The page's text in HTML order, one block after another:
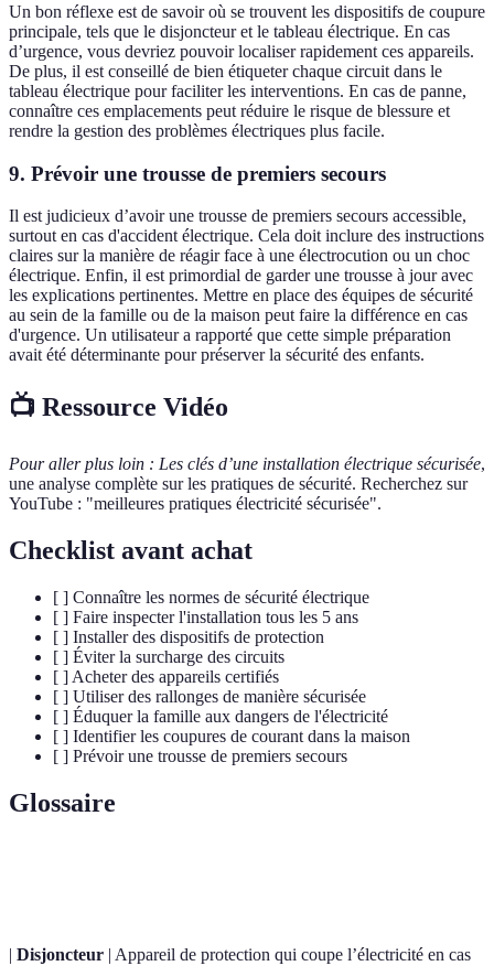
Un bon réflexe est de savoir où se trouvent les dispositifs de coupure
principale, tels que le disjoncteur et le tableau électrique. En cas
d’urgence, vous devriez pouvoir localiser rapidement ces appareils.
De plus, il est conseillé de bien étiqueter chaque circuit dans le
tableau électrique pour faciliter les interventions. En cas de panne,
connaître ces emplacements peut réduire le risque de blessure et
rendre la gestion des problèmes électriques plus facile.
9. Prévoir une trousse de premiers secours
Il est judicieux d’avoir une trousse de premiers secours accessible,
surtout en cas d'accident électrique. Cela doit inclure des instructions
claires sur la manière de réagir face à une électrocution ou un choc
électrique. Enfin, il est primordial de garder une trousse à jour avec
les explications pertinentes. Mettre en place des équipes de sécurité
au sein de la famille ou de la maison peut faire la différence en cas
d'urgence. Un utilisateur a rapporté que cette simple préparation
avait été déterminante pour préserver la sécurité des enfants.
📺 Ressource Vidéo
Pour aller plus loin : Les clés d’une installation électrique sécurisée,
une analyse complète sur les pratiques de sécurité. Recherchez sur
YouTube : "meilleures pratiques électricité sécurisée".
Checklist avant achat
[ ] Connaître les normes de sécurité électrique
[ ] Faire inspecter l'installation tous les 5 ans
[ ] Installer des dispositifs de protection
[ ] Éviter la surcharge des circuits
[ ] Acheter des appareils certifiés
[ ] Utiliser des rallonges de manière sécurisée
[ ] Éduquer la famille aux dangers de l'électricité
[ ] Identifier les coupures de courant dans la maison
[ ] Prévoir une trousse de premiers secours
Glossaire
| Disjoncteur | Appareil de protection qui coupe l’électricité en cas